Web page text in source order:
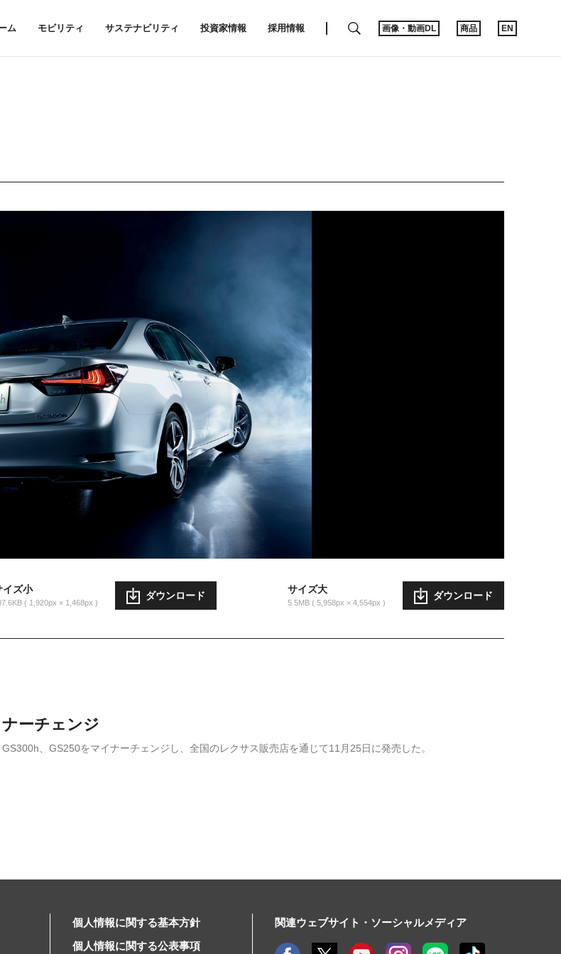
ム モビリティ サステナビリティ 投資家情報 採用情報 SEARCH画像・動画DL 商品 EN
イズ小
1,920px × 1,468px
ダウンロード
サイズ大
5.5MB 5,958px × 4,554px
ダウンロード
ーチェンジ
、GS250をマイナーチェンジし、全国のレクサス販売店を通じて11月25日に発売した。
個人情報に関する基本方針
個人情報に関する公表事項
関連ウェブサイト・ソーシャルメディア